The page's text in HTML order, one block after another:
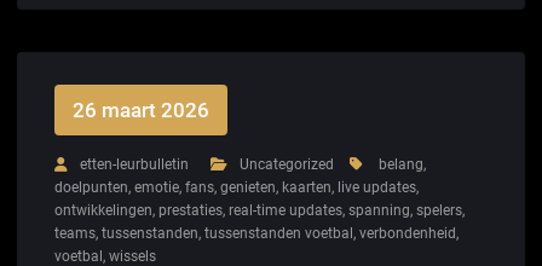
26 maart 2026
etten-leurbulletin Uncategorized belang,
doelpunten, emotie, fans, genieten, kaarten, live updates,
ontwikkelingen, prestaties, real-time updates, spanning, spelers,
teams, tussenstanden, tussenstanden voetbal, verbondenheid,
voetbal, wissels